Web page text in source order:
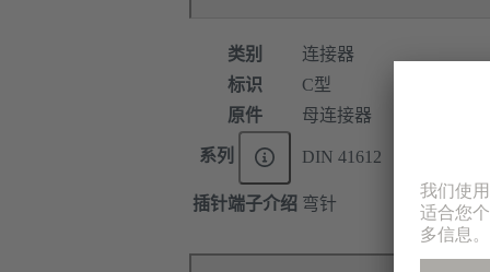
类别
连接器
标识
C型
原件
母连接器
系列 DIN 41612
插针端子介绍 弯针